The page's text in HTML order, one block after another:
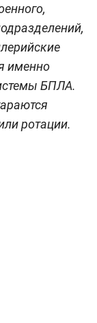
именно
БПЛА.
ротации.